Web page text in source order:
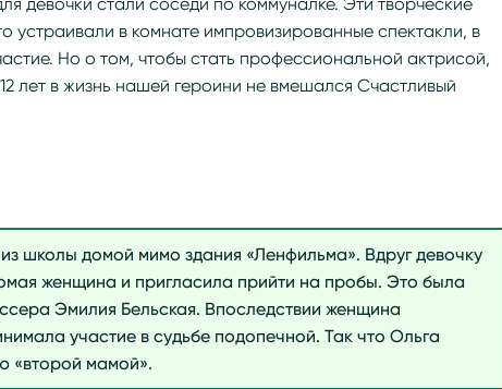
устраивали в комнате импровизированные спектакли, в
Но о том, чтобы стать профессиональной актрисой,
лет в жизнь нашей героини не вмешался Счастливый
школы домой мимо здания «Ленфильма». Вдруг девочку
женщина и пригласила прийти на пробы. Это была
Эмилия Бельская. Впоследствии женщина
участие в судьбе подопечной. Так что Ольга
«второй мамой».